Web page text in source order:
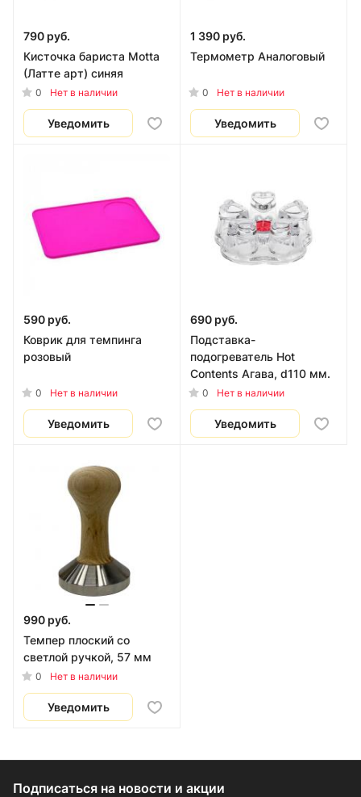
790 руб.
Кисточка бариста Motta
(Латте арт) синяя
0 Нет в наличии
Уведомить
1 390 руб.
Термометр Аналоговый
0 Нет в наличии
Уведомить
590 руб.
Коврик для темпинга
розовый
0 Нет в наличии
Уведомить
690 руб.
Подставка-
подогреватель Hot
Contents Агава, d110 мм.
0 Нет в наличии
Уведомить
990 руб.
Темпер плоский со
светлой ручкой, 57 мм
0 Нет в наличии
Уведомить
Подписаться на новости и акции